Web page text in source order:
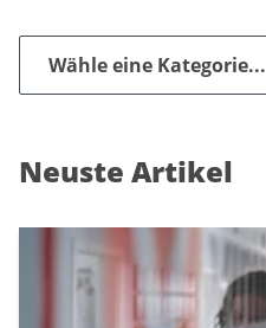
Wähle eine Kategorie...
Neuste Artikel